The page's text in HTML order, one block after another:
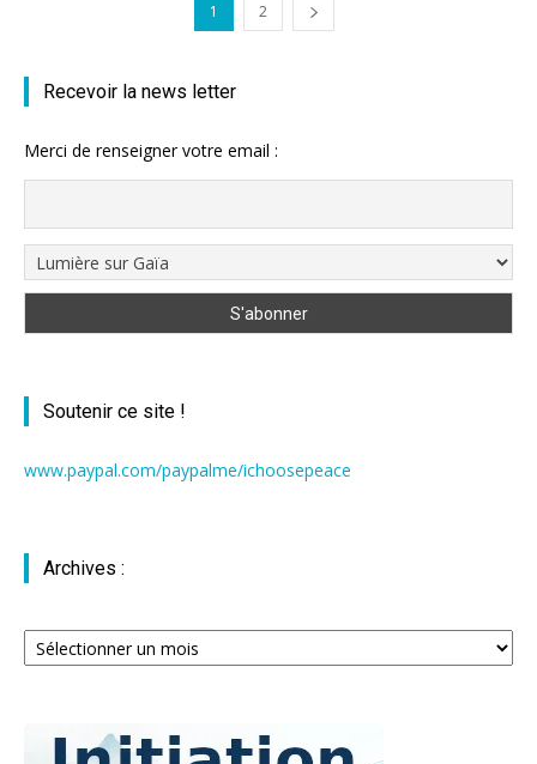
1 2
Recevoir la news letter
Merci de renseigner votre email :
Soutenir ce site !
www.paypal.com/paypalme/ichoosepeace
Archives :
Archives